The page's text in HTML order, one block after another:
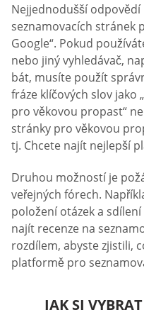
Nejjednodušší
seznamovacích stránek
Google“. Pokud
nebo jiný vyhledávač,
bát, musíte použít
fráze klíčových slov jako
pro věkovou propast“
stránky pro věkovou
tj. Chcete najít nejlepší
Druhou možností je
veřejných fórech.
položení otázek a
najít recenze na
rozdílem, abyste zjistili,
platformě pro
JAK SI